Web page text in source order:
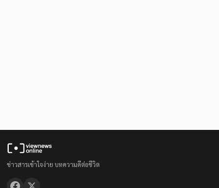
ข่าวสารเข้าใจง่าย บทความดีต่อชีวิต